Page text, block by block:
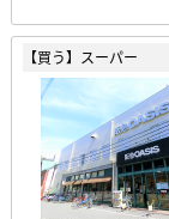
【買う】スーパー